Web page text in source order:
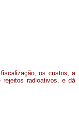
os custos, a
rejeitos radioativos, e dá